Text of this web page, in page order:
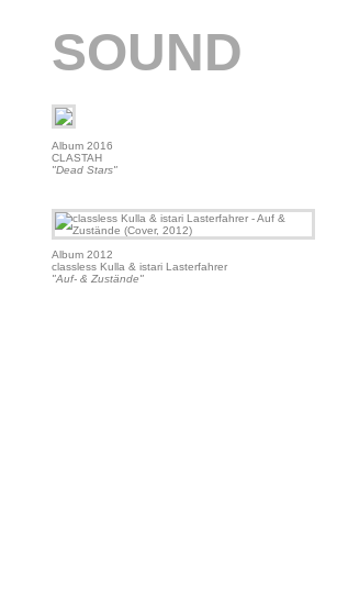
SOUND
Album 2016
CLASTAH
"Dead Stars"
Album 2012
classless Kulla & istari Lasterfahrer
"Auf- & Zustände"